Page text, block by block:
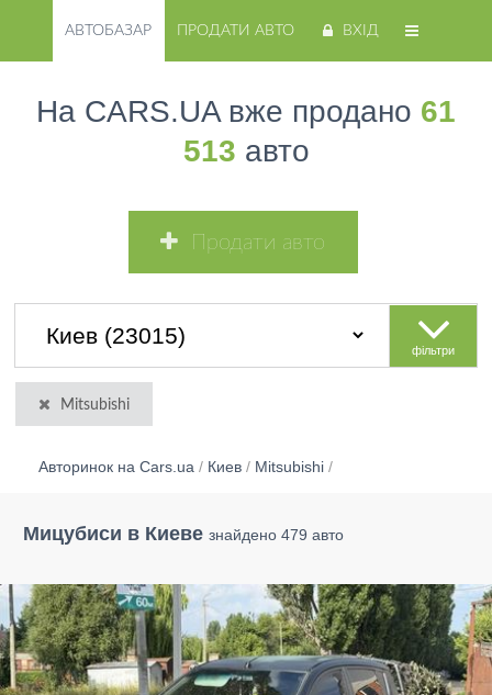
АВТОБАЗАР ПРОДАТИ АВТО ВХІД
На CARS.UA вже продано 61
513 авто
Продати авто
фільтри
Mitsubishi
Авторинок на Cars.ua / Киев / Mitsubishi /
Мицубиси в Киеве знайдено 479 авто